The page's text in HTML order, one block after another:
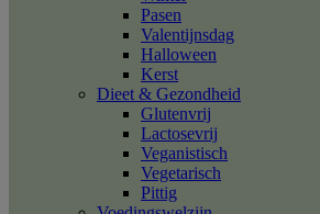
Pasen
Valentijnsdag
Halloween
Kerst
Dieet & Gezondheid
Glutenvrij
Lactosevrij
Veganistisch
Vegetarisch
Pittig